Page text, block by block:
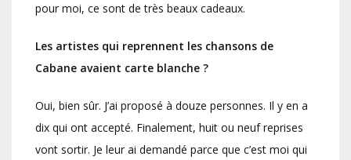
pour moi, ce sont de très beaux cadeaux.
Les artistes qui reprennent les chansons de
Cabane avaient carte blanche ?
Oui, bien sûr. J’ai proposé à douze personnes. Il y en a
dix qui ont accepté. Finalement, huit ou neuf reprises
vont sortir. Je leur ai demandé parce que c’est moi qui